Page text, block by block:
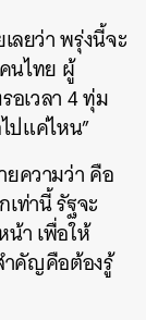
ลยว่า พรุ่งนี้จะ
นไทย ผู้
อเวลา 4 ทุ่ม
ปแค่ไหน”
ความว่า คือ
ท่านี้ รัฐจะ
า เพื่อให้
ำคัญคือต้องรู้